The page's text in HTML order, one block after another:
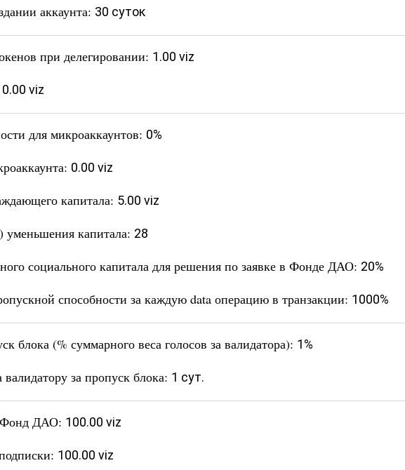
аккаунта: 30 суток
при делегировании: 1.00 viz
viz
для микроаккаунтов: 0%
0.00 viz
капитала: 5.00 viz
уменьшения капитала: 28
социального капитала для решения по заявке в Фонде ДАО: 20%
способности за каждую data операцию в транзакции: 1000%
блока (% суммарного веса голосов за валидатора): 1%
за пропуск блока: 1 сут.
Фонд ДАО: 100.00 viz
100.00 viz